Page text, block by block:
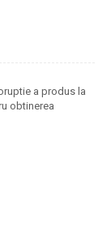
a produs la
obtinerea